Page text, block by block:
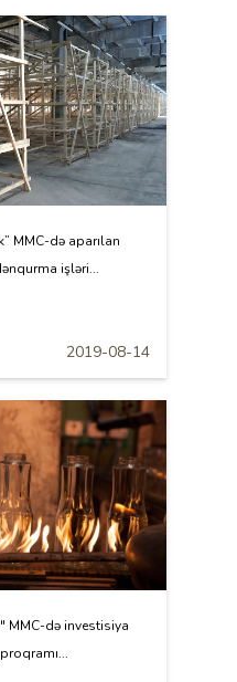
MMC-də aparılan
işləri...
2019-08-14
MMC-də investisiya
proqramı...